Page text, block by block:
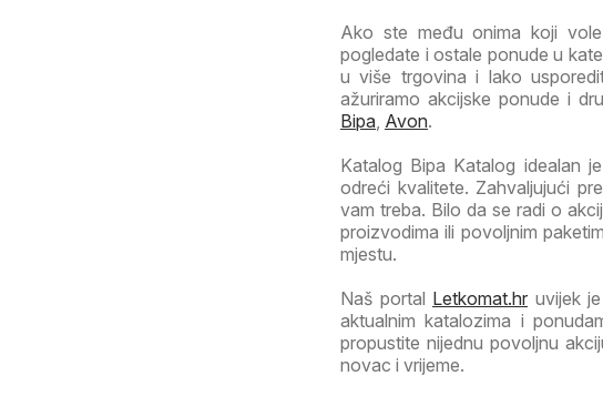
Ako ste među onima koji
pogledate i ostale ponude u
u više trgovina i lako
ažuriramo akcijske ponude i
Bipa Avon.
Katalog Bipa Katalog idealan
odreći kvalitete. Zahvaljujući
vam treba. Bilo da se radi o
proizvodima ili povoljnim
mjestu.
Naš portal Letkomat.hr uvijek
aktualnim katalozima i
propustite nijednu povoljnu
novac i vrijeme.